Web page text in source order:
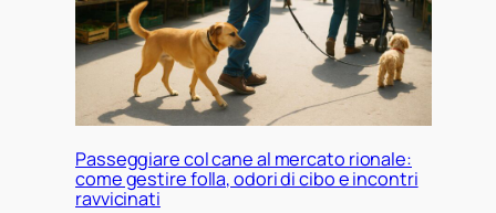
Passeggiare col cane al mercato rionale:
come gestire folla, odori di cibo e incontri
ravvicinati